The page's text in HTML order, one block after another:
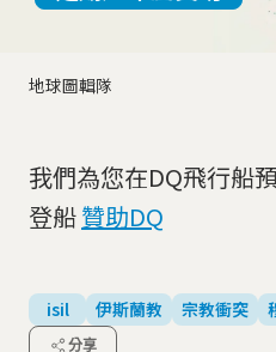
地球圖輯隊
我們為您在DQ飛行船
登船贊助DQ
isil 伊斯蘭教 宗教衝突
分享